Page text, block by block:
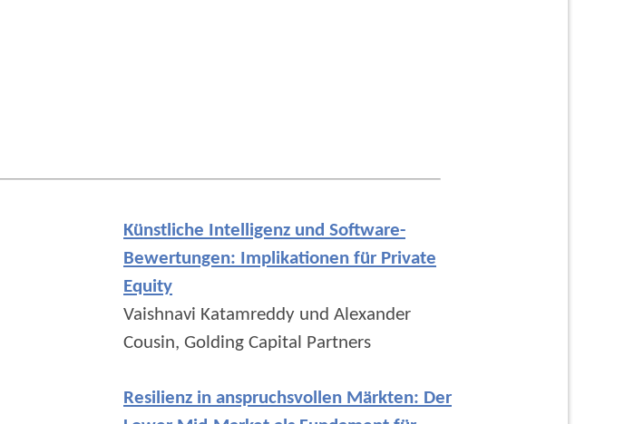
Künstliche Intelligenz und Software-
Bewertungen: Implikationen für Private
Equity
Vaishnavi Katamreddy und Alexander
Cousin, Golding Capital Partners
Resilienz in anspruchsvollen Märkten: Der